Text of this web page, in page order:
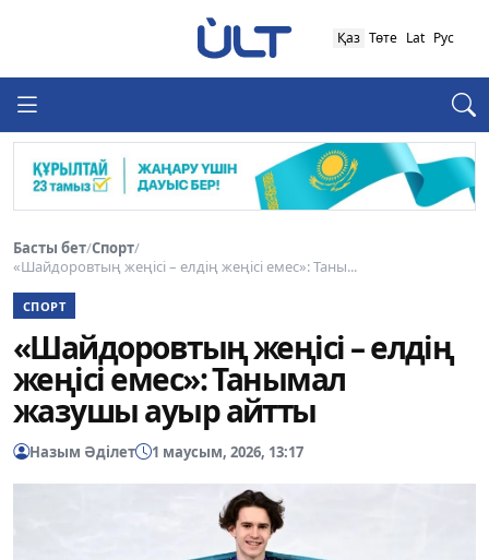
Қаз Төте Lat Рус
Басты бет/Спорт/
«Шайдоровтың жеңісі – елдің жеңісі емес»: Таны...
СПОРТ
«Шайдоровтың жеңісі – елдің
жеңісі емес»: Танымал
жазушы ауыр айтты
Назым Әділет 1 маусым, 2026, 13:17